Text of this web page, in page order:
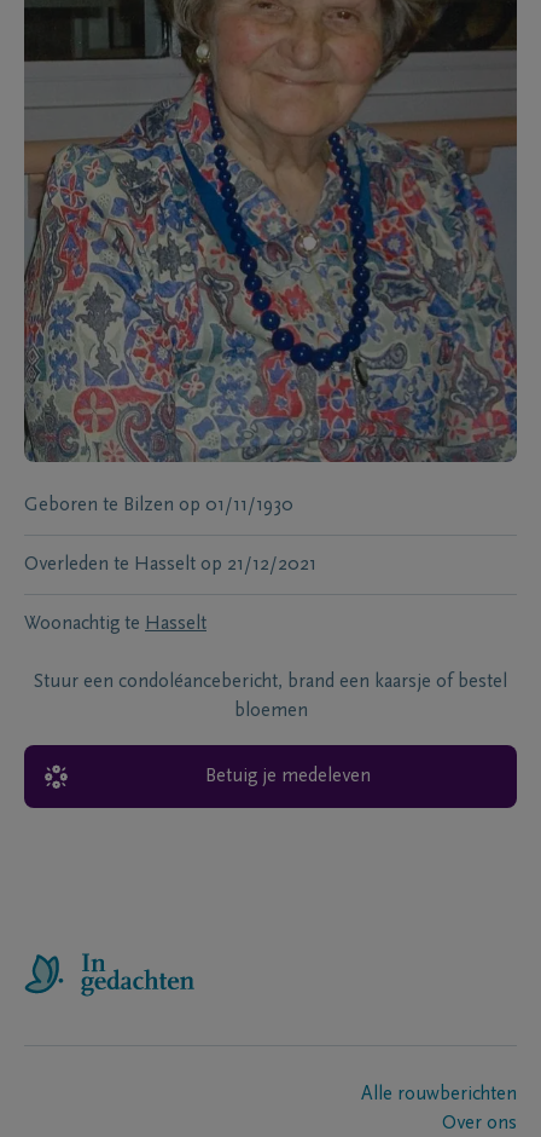
Geboren te Bilzen op 01/11/1930
Overleden te Hasselt op 21/12/2021
Woonachtig te Hasselt
Stuur een condoléancebericht, brand een kaarsje of bestel
bloemen
Betuig je medeleven
Alle rouwberichten
Over ons